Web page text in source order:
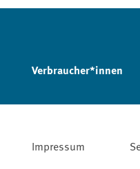
Verbraucher*innen
Impressum